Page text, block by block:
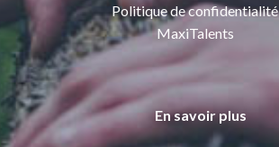
Politique de confidentialité
MaxiTalents
En savoir plus